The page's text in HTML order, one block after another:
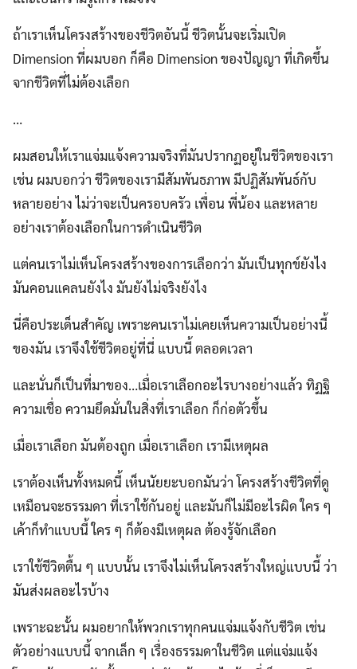
ถ้าเราเห็นโครงสร้างของชีวิตอันนี้ ชีวิตนั้นจะเริ่มเปิด
Dimension ที่ผมบอก ก็คือ Dimension ของปัญญา ที่เกิดขึ้น
จากชีวิตที่ไม่ต้องเลือก
…
ผมสอนให้เราแจ่มแจ้งความจริงที่มันปรากฏอยู่ในชีวิตของเรา
เช่น ผมบอกว่า ชีวิตของเรามีสัมพันธภาพ มีปฏิสัมพันธ์กับ
หลายอย่าง ไม่ว่าจะเป็นครอบครัว เพื่อน พี่น้อง และหลาย
อย่างเราต้องเลือกในการดำเนินชีวิต
แต่คนเราไม่เห็นโครงสร้างของการเลือกว่า มันเป็นทุกข์ยังไง
มันคอนแคลนยังไง มันยังไม่จริงยังไง
นี่คือประเด็นสำคัญ เพราะคนเราไม่เคยเห็นความเป็นอย่างนี้
ของมัน เราจึงใช้ชีวิตอยู่ที่นี่ แบบนี้ ตลอดเวลา
และนั่นก็เป็นที่มาของ…เมื่อเราเลือกอะไรบางอย่างแล้ว ทิฏฐิ
ความเชื่อ ความยึดมั่นในสิ่งที่เราเลือก ก็ก่อตัวขึ้น
เมื่อเราเลือก มันต้องถูก เมื่อเราเลือก เรามีเหตุผล
เราต้องเห็นทั้งหมดนี้ เห็นนัยยะบอกมันว่า โครงสร้างชีวิตที่ดู
เหมือนจะธรรมดา ที่เราใช้กันอยู่ และมันก็ไม่มีอะไรผิด ใคร ๆ
เค้าก็ทำแบบนี้ ใคร ๆ ก็ต้องมีเหตุผล ต้องรู้จักเลือก
เราใช้ชีวิตตื้น ๆ แบบนั้น เราจึงไม่เห็นโครงสร้างใหญ่แบบนี้ ว่า
มันส่งผลอะไรบ้าง
เพราะฉะนั้น ผมอยากให้พวกเราทุกคนแจ่มแจ้งกับชีวิต เช่น
ตัวอย่างแบบนี้ จากเล็ก ๆ เรื่องธรรมดาในชีวิต แต่แจ่มแจ้ง